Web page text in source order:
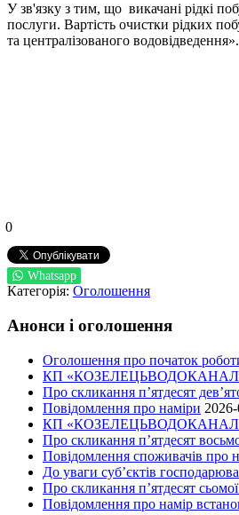
У зв'язку з тим, що викачані рідкі
послуги. Вартість очистки рідких
та централізованого водовідведення».
0
Whatsapp
Категорія: Оголошення
Анонси і оголошення
Оголошення про початок
КП «КОЗЕЛЕЦЬВОДОКАНАЛ»
Про скликання п’ятдесят
Повідомлення про наміри
КП «КОЗЕЛЕЦЬВОДОКАНАЛ»
Про скликання п’ятдесят
Повідомлення споживачів про
До уваги суб’єктів
Про скликання п’ятдесят
Повідомлення про намір